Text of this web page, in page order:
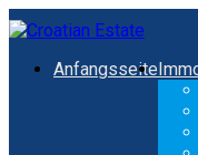
Anfangsseite